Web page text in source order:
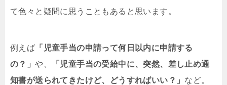
て色々と疑問に思うこともあると思います。
例えば 「児童手当の申請って何日以内に申請する
の？」や、
「児童手当の受給中に、突然、差し止め通
知書が送られてきたけど、どうすればいい？」 など。